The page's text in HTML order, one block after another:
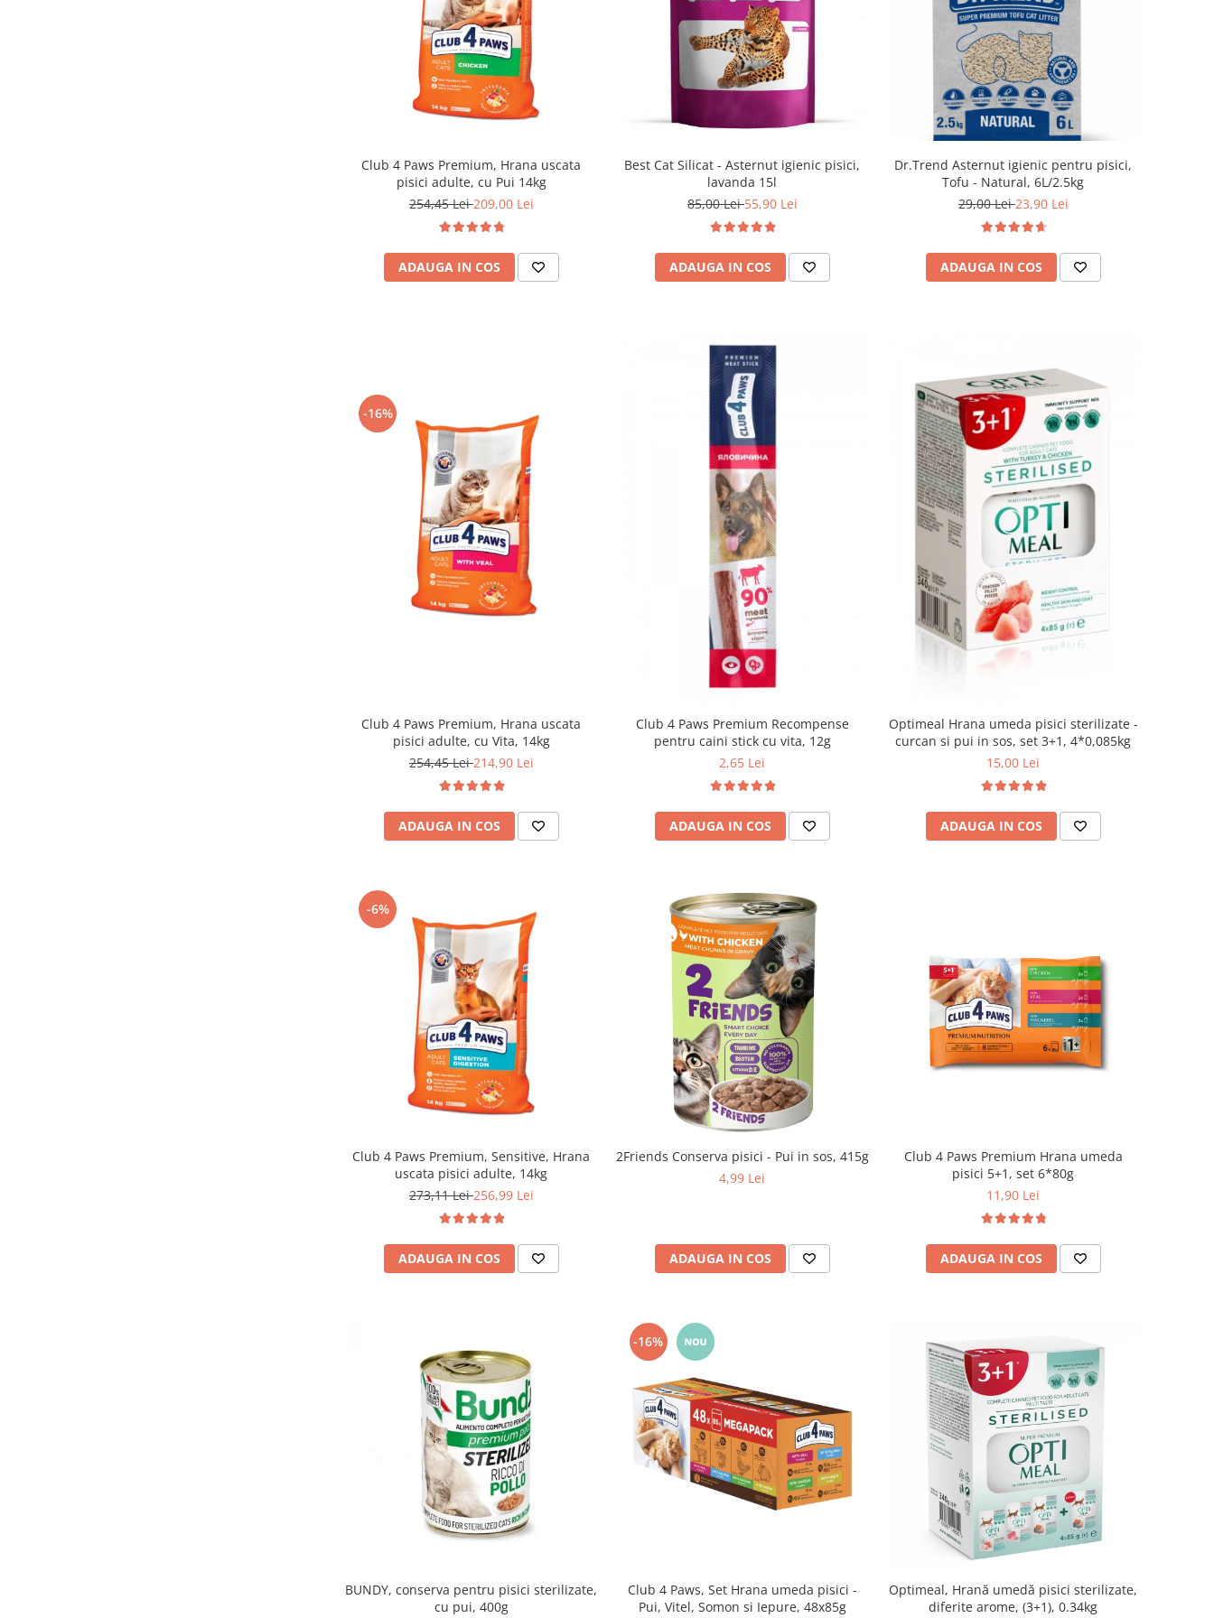
Club 4 Paws Premium, Hrana uscata
pisici adulte, cu Pui 14kg
254,45 Lei209,00 Lei
ADAUGA IN COS
Best Cat Silicat - Asternut igienic pisici,
lavanda 15l
85,00 Lei55,90 Lei
ADAUGA IN COS
Dr.Trend Asternut igienic pentru pisici,
Tofu - Natural, 6L/2.5kg
29,00 Lei23,90 Lei
ADAUGA IN COS
-16%
Club 4 Paws Premium, Hrana uscata
pisici adulte, cu Vita, 14kg
254,45 Lei214,90 Lei
ADAUGA IN COS
Club 4 Paws Premium Recompense
pentru caini stick cu vita, 12g
2,65 Lei
ADAUGA IN COS
Optimeal Hrana umeda pisici sterilizate -
curcan si pui in sos, set 3+1, 4*0,085kg
15,00 Lei
ADAUGA IN COS
-6%
Club 4 Paws Premium, Sensitive, Hrana
uscata pisici adulte, 14kg
273,11 Lei256,99 Lei
ADAUGA IN COS
2Friends Conserva pisici - Pui in sos, 415g
4,99 Lei
ADAUGA IN COS
Club 4 Paws Premium Hrana umeda
pisici 5+1, set 6*80g
11,90 Lei
ADAUGA IN COS
BUNDY, conserva pentru pisici sterilizate,
cu pui, 400g
-16%
Club 4 Paws, Set Hrana umeda pisici -
Pui, Vitel, Somon si Iepure, 48x85g
Optimeal, Hrană umedă pisici sterilizate,
diferite arome, (3+1), 0.34kg